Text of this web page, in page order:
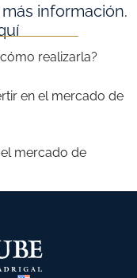
información.
realizarla?
en el mercado de
mercado de